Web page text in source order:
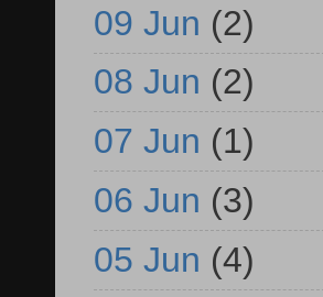
09 Jun (2)
08 Jun (2)
07 Jun (1)
06 Jun (3)
05 Jun (4)